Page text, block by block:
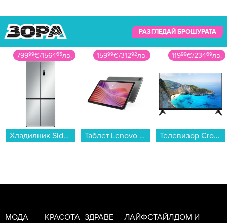
РАЗГЛЕДАЙ БРОШУРАТА
79999€/156465лв.
Хладилник Side-by-Side Xiaomi MIJIA MRC50ESSMPAEU , 502 l, E , No Frost , Сребрист...
15999€/31292лв.
Таблет Lenovo Tab Wi-Fi 128/4 ZAEH0058GR , 128 GB, 4 GB...
11999€/23469лв.
Телевизор Crown 32FB02AWH SMART TV , 1366x768 HD Ready , 32 inch, 81 см, Android , LED , Smart TV...
МОДА КРАСОТА ЗДРАВЕ ЛАЙФСТАЙЛДОМ И